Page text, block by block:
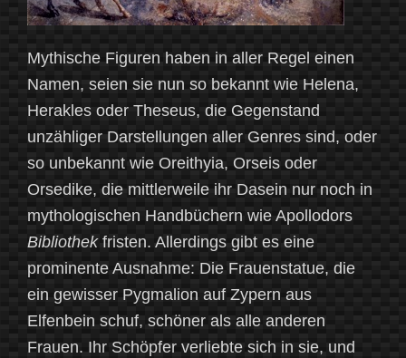
Mythische Figuren haben in aller Regel einen
Namen, seien sie nun so bekannt wie Helena,
Herakles oder Theseus, die Gegenstand
unzähliger Darstellungen aller Genres sind, oder
so unbekannt wie Oreithyia, Orseis oder
Orsedike, die mittlerweile ihr Dasein nur noch in
mythologischen Handbüchern wie Apollodors
Bibliothekfristen. Allerdings gibt es eine
prominente Ausnahme: Die Frauenstatue, die
ein gewisser Pygmalion auf Zypern aus
Elfenbein schuf, schöner als alle anderen
Frauen. Ihr Schöpfer verliebte sich in sie, und